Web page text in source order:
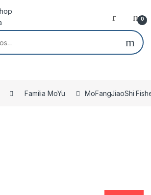
0
Familia MoYu MoFangJiaoShi